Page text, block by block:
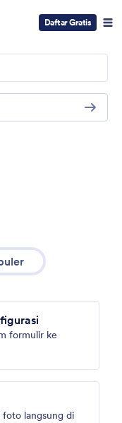
Daftar Gratis
formulir ke
foto langsung di